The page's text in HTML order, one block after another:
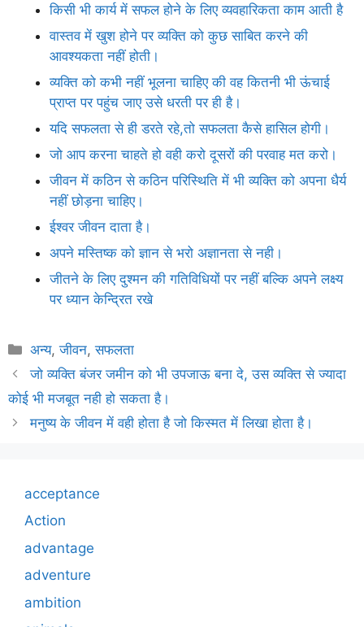
किसी भी कार्य में सफल होने के लिए व्यवहारिकता काम आती है
वास्तव में खुश होने पर व्यक्ति को कुछ साबित करने की
आवश्यकता नहीं होती।
व्यक्ति को कभी नहीं भूलना चाहिए की वह कितनी भी ऊंचाई
प्राप्त पर पहुंच जाए उसे धरती पर ही है।
यदि सफलता से ही डरते रहे,तो सफलता कैसे हासिल होगी।
जो आप करना चाहते हो वही करो दूसरों की परवाह मत करो।
जीवन में कठिन से कठिन परिस्थिति में भी व्यक्ति को अपना धैर्य
नहीं छोड़ना चाहिए।
ईश्वर जीवन दाता है।
अपने मस्तिष्क को ज्ञान से भरो अज्ञानता से नही।
जीतने के लिए दुश्मन की गतिविधियों पर नहीं बल्कि अपने लक्ष्य
पर ध्यान केन्द्रित रखे
Categories
अन्य,जीवन,सफलता
जो व्यक्ति बंजर जमीन को भी उपजाऊ बना दे, उस व्यक्ति से ज्यादा
कोई भी मजबूत नही हो सकता है।
मनुष्य के जीवन में वही होता है जो किस्मत में लिखा होता है।
acceptance
Action
advantage
adventure
ambition